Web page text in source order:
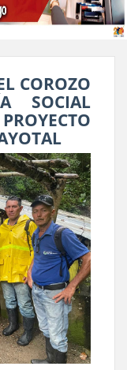
COROZO
SOCIAL